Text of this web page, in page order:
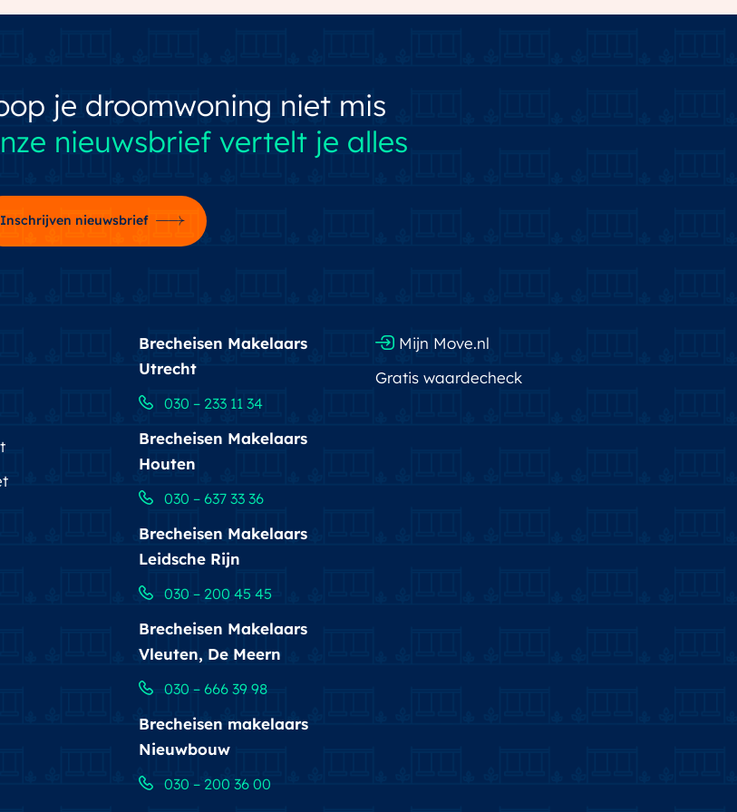
je droomwoning niet mis
nieuwsbrief vertelt je alles
Inschrijven nieuwsbrief
Brecheisen Makelaars
Utrecht
030 – 233 11 34
Brecheisen Makelaars
Houten
030 – 637 33 36
Brecheisen Makelaars
Leidsche Rijn
030 – 200 45 45
Brecheisen Makelaars
Vleuten, De Meern
030 – 666 39 98
Brecheisen makelaars
Nieuwbouw
030 – 200 36 00
Mijn Move.nl
Gratis waardecheck